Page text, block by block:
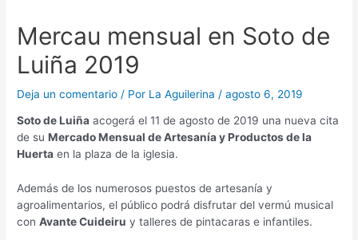
Mercau mensual en Soto de
Luiña 2019
Deja un comentario / Por La Aguilerina /agosto 6, 2019
Soto de Luiña acogerá el 11 de agosto de 2019 una nueva cita
de suMercado Mensual de Artesanía y Productos de la
Huerta en la plaza de la iglesia.
Además de los numerosos puestos de artesanía y
agroalimentarios, el público podrá disfrutar del vermú musical
conAvante Cuideiru y talleres de pintacaras e infantiles.